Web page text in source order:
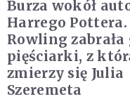
Burza wokół
Harrego Pottera.
Rowling zabrała
pięściarki, z
zmierzy się Julia
Szeremeta